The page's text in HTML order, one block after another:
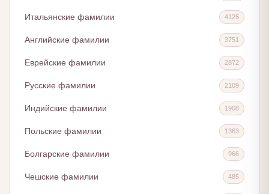
Итальянские фамилии 4125
Английские фамилии 3751
Еврейские фамилии 2872
Русские фамилии 2109
Индийские фамилии 1908
Польские фамилии 1363
Болгарские фамилии 966
Чешские фамилии 485